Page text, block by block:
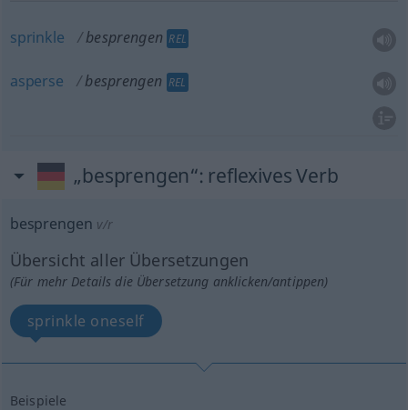
sprinkle besprengen REL
asperse besprengen REL
„besprengen“: reflexives Verb
besprengen v/r
Übersicht aller Übersetzungen
(Für mehr Details die Übersetzung anklicken/antippen)
sprinkle oneself
Beispiele